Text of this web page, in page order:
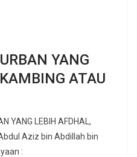
YANG
ATAU
YANG LEBIH AFDHAL,
Aziz bin Abdillah bin
: